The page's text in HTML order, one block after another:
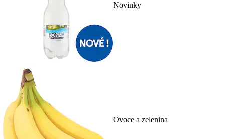
Novinky
Ovoce a zelenina